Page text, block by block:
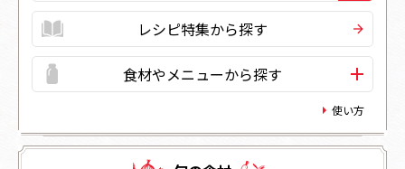
レシピ特集から探す
食材やメニューから探す
使い方